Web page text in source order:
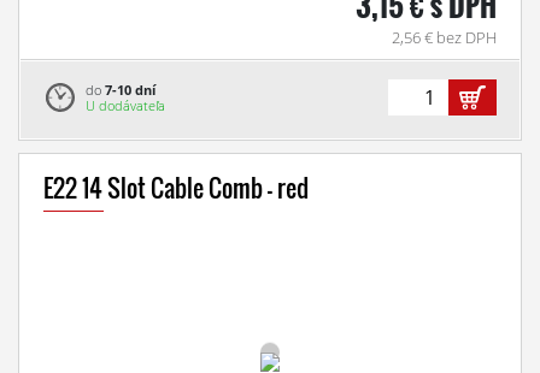
2,56 € bez DPH
do 7-10 dní
U dodávateľa
E22 14 Slot Cable Comb - red